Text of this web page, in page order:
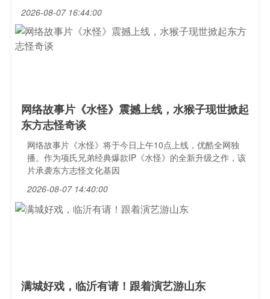
2026-08-07 16:44:00
网络故事片《水怪》震撼上线，水猴子现世掀起
东方志怪奇谈
网络故事片《水怪》将于今日上午10点上线，优酷全网独
播。作为项氏兄弟经典爆款IP《水怪》的全新升级之作，该
片承袭东方志怪文化基因
2026-08-07 14:40:00
满城好戏，临沂有请！跟着演艺游山东